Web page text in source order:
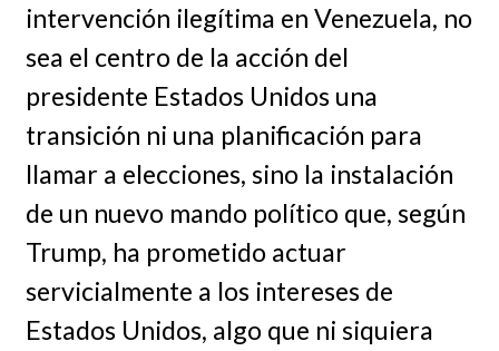
intervención ilegítima en Venezuela, no
sea el centro de la acción del
presidente Estados Unidos una
transición ni una planificación para
llamar a elecciones, sino la instalación
de un nuevo mando político que, según
Trump, ha prometido actuar
servicialmente a los intereses de
Estados Unidos, algo que ni siquiera